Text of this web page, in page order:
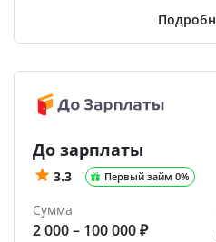
До зарплаты
3.3 Первый займ 0%
Сумма
2 000 – 100 000 ₽